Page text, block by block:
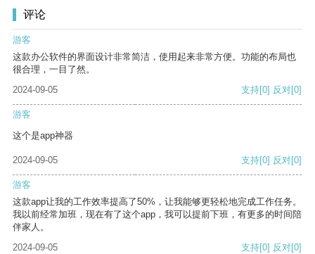
评论
游客
这款办公软件的界面设计非常简洁，使用起来非常方便。功能的布局也
很合理，一目了然。
2024-09-05
支持[0] 反对[0]
游客
这个是app神器
2024-09-05 支持[0] 反对[0]
游客
这款app让我的工作效率提高了50%，让我能够更轻松地完成工作任务。
我以前经常加班，现在有了这个app，我可以提前下班，有更多的时间陪
伴家人。
2024-09-05
支持[0] 反对[0]